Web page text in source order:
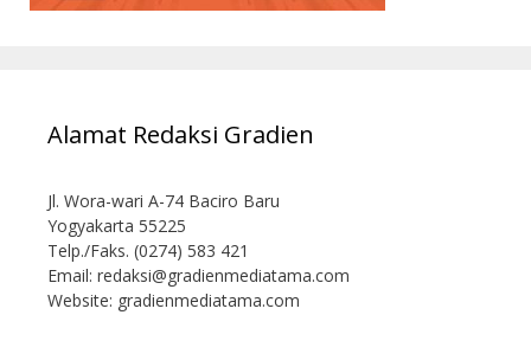
Alamat Redaksi Gradien
Jl. Wora-wari A-74 Baciro Baru
Yogyakarta 55225
Telp./Faks. (0274) 583 421
Email: redaksi@gradienmediatama.com
Website: gradienmediatama.com